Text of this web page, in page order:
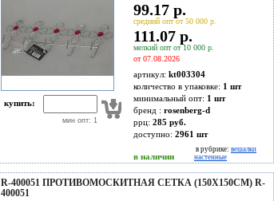
купить:
мин опт: 1
99.17 р.
средний опт от 50 000 р.
111.07 р.
мелкий опт от 10 000 р.
от 07.08.2026
артикул: kt003304
количество в упаковке: 1 шт
минимальный опт: 1 шт
бренд : rosenberg-d
ррц: 285 руб.
доступно: 2961 шт
в наличии
в рубрике: вешалки
настенные
R-400051 ПРОТИВОМОСКИТНАЯ СЕТКА (150Х150СМ) R-
400051